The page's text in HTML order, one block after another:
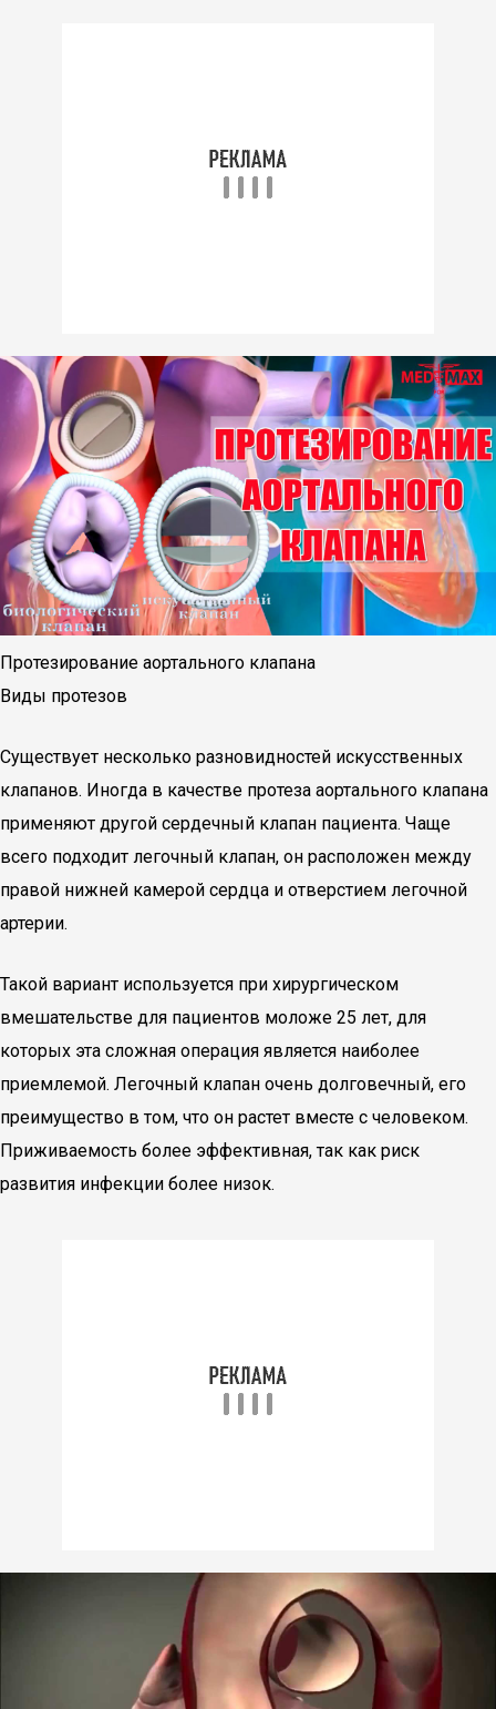
Протезирование аортального клапана
Виды протезов
Существует несколько разновидностей искусственных
клапанов. Иногда в качестве протеза аортального клапана
применяют другой сердечный клапан пациента. Чаще
всего подходит легочный клапан, он расположен между
правой нижней камерой сердца и отверстием легочной
артерии.
Такой вариант используется при хирургическом
вмешательстве для пациентов моложе 25 лет, для
которых эта сложная операция является наиболее
приемлемой. Легочный клапан очень долговечный, его
преимущество в том, что он растет вместе с человеком.
Приживаемость более эффективная, так как риск
развития инфекции более низок.